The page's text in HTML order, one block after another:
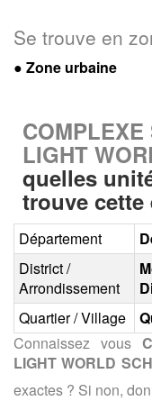
Se trouve en
● Zone urbaine
LIGHT
quelles
trouve cette
Département
District /
Arrondissement
Quartier / Village
Connaissez vous
LIGHT WORLD
exactes ? Si non,